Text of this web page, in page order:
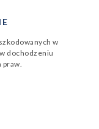
w
dochodzeniu
praw.